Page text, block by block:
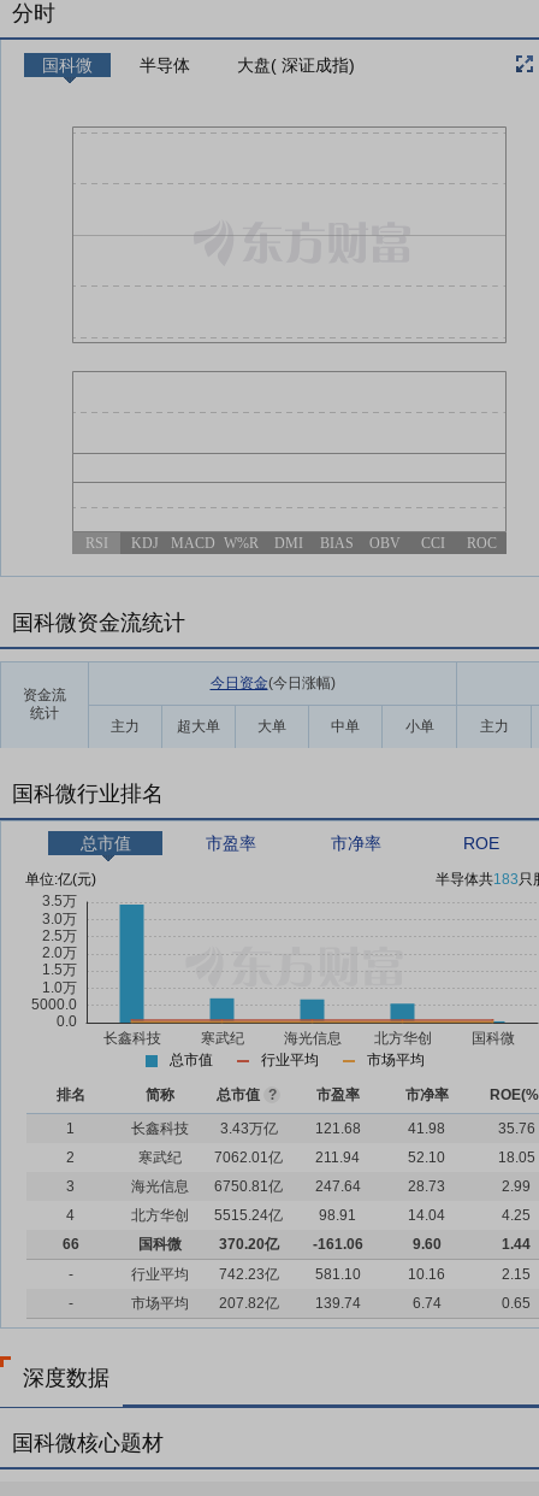
分时
国科微 半导体 大盘( 深证成指)
RSI KDJ MACD W%R DMI BIAS OBV CCI ROC
国科微资金流统计
资金流
统计
今日资金(今日涨幅)
主力 超大单 大单 中单 小单 主力
国科微行业排名
总市值 市盈率 市净率 ROE
单位:亿(元) 半导体共183只
总市值 行业平均 市场平均
排名 简称 总市值 ? 市盈率 市净率
1
长鑫科技 3.43万亿 121.68 41.98
35.76
2
寒武纪 7062.01亿 211.94 52.10
18.05
3
海光信息 6750.81亿 247.64 28.73
2.99
4
北方华创 5515.24亿 98.91 14.04
4.25
66
国科微 370.20亿 -161.06 9.60
1.44
-
行业平均 742.23亿 581.10 10.16
2.15
-
市场平均 207.82亿 139.74 6.74 0.65
深度数据
国科微核心题材